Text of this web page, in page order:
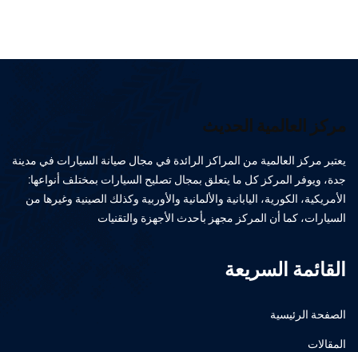
مركز العالمية الحديث
يعتبر مركز العالمية من المراكز الرائدة في مجال صيانة السيارات في مدينة
جدة، ويوفر المركز كل ما يتعلق بمجال تصليح السيارات بمختلف أنواعها:
الأمريكية، الكورية، اليابانية والألمانية والأوربية وكذلك الصينية وغيرها من
السيارات، كما أن المركز مجهز بأحدث الأجهزة والتقنيات
القائمة السريعة
الصفحة الرئيسية
المقالات